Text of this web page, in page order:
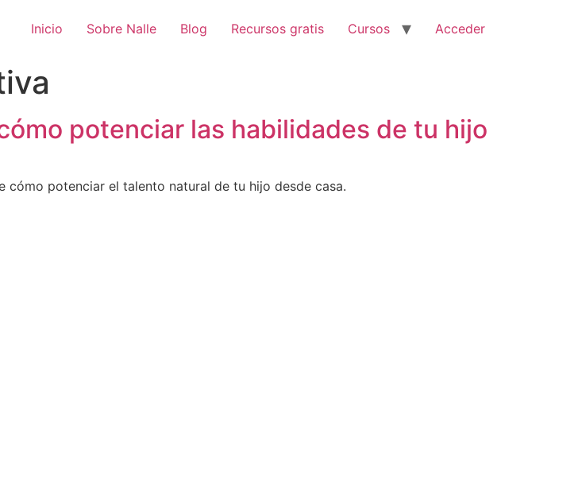
Inicio
Sobre Nalle Blog Recursos gratis Cursos Acceder
potenciar las habilidades de tu hijo
cómo potenciar el talento natural de tu hijo desde casa.